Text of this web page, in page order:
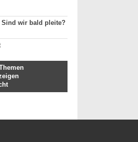
wir bald pleite?